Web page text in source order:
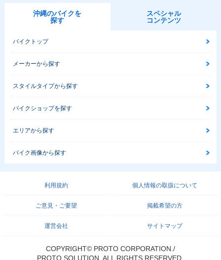
沖縄のバイクを
探す
スペシャル
コンテンツ
バイクトップ
メーカーから探す
スタイルタイプから探す
バイクショップを探す
エリアから探す
バイク画像から探す
利用規約 個人情報の取扱について
ご意見・ご要望 掲載希望の方
運営会社 サイトマップ
COPYRIGHT© PROTO CORPORATION./
PROTO SOLUTION. ALL RIGHTS RESERVED.